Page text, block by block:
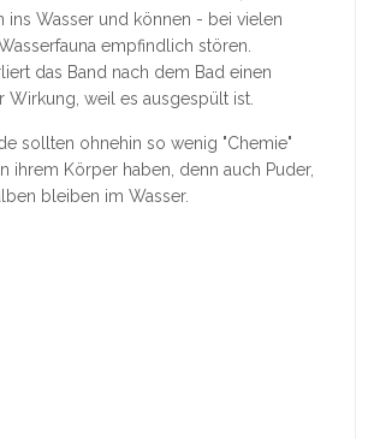
ins Wasser und können - bei vielen
empfindlich stören.
das Band nach dem Bad einen
Wirkung, weil es ausgespült ist.
sollten ohnehin so wenig "Chemie"
ihrem Körper haben, denn auch Puder,
bleiben im Wasser.